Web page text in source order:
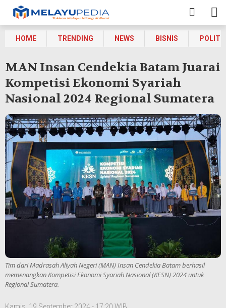
HOME TRENDING NEWS BISNIS
MAN Insan Cendekia Batam Juarai
Kompetisi Ekonomi Syariah
Nasional 2024 Regional Sumatera
Tim dari Madrasah Aliyah Negeri (MAN) Insan Cendekia Batam berhasil
memenangkan Kompetisi Ekonomi Syariah Nasional (KESN) 2024 untuk
Regional Sumatera.
Kamis, 19 September 2024 - 17:20 WIB